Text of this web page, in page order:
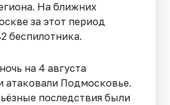
На ближних
за этот период
беспилотника.
на 4 августа
атаковали Подмосковье.
последствия были